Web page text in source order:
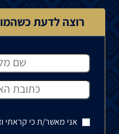
רוצה לדעת
אני מאשר/ת כי קראתי